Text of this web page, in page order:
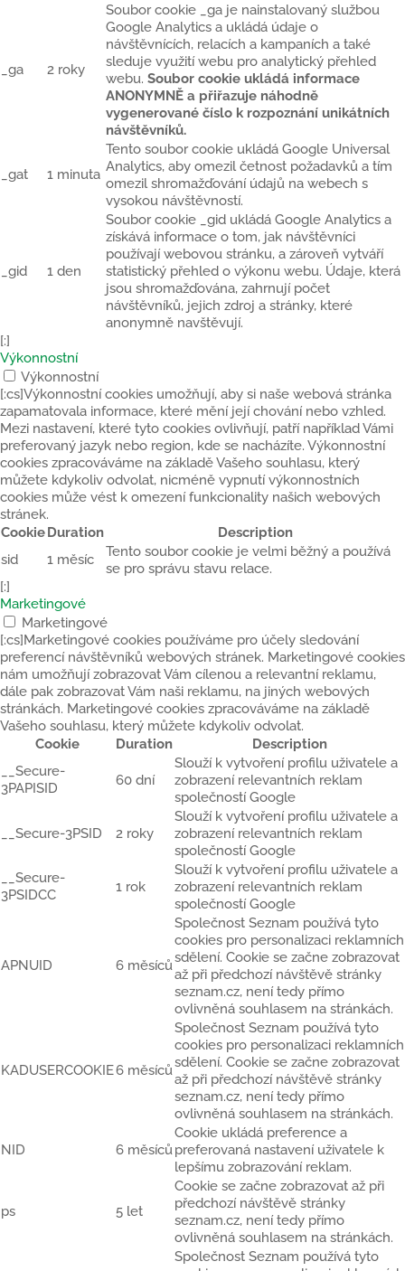
_ga 2 roky
Soubor cookie _ga je nainstalovaný službou
Google Analytics a ukládá údaje o
návštěvnících, relacích a kampaních a také
sleduje využití webu pro analytický přehled
webu. Soubor cookie ukládá informace
ANONYMNĚ a přiřazuje náhodně
vygenerované číslo k rozpoznání unikátních
návštěvníků.
_gat 1 minuta
Tento soubor cookie ukládá Google Universal
Analytics, aby omezil četnost požadavků a tím
omezil shromažďování údajů na webech s
vysokou návštěvností.
_gid 1 den
Soubor cookie _gid ukládá Google Analytics a
získává informace o tom, jak návštěvníci
používají webovou stránku, a zároveň vytváří
statistický přehled o výkonu webu. Údaje, která
jsou shromažďována, zahrnují počet
návštěvníků, jejich zdroj a stránky, které
anonymně navštěvují.
[:]
Výkonnostní
Výkonnostní
[:cs]Výkonnostní cookies umožňují, aby si naše webová stránka
zapamatovala informace, které mění její chování nebo vzhled.
Mezi nastavení, které tyto cookies ovlivňují, patří například Vámi
preferovaný jazyk nebo region, kde se nacházíte. Výkonnostní
cookies zpracováváme na základě Vašeho souhlasu, který
můžete kdykoliv odvolat, nicméně vypnutí výkonnostních
cookies může vést k omezení funkcionality našich webových
stránek.
CookieDuration
Description
sid
1 měsíc
Tento soubor cookie je velmi běžný a používá
se pro správu stavu relace.
[:]
Marketingové
Marketingové
[:cs]Marketingové cookies používáme pro účely sledování
preferencí návštěvníků webových stránek. Marketingové cookies
nám umožňují zobrazovat Vám cílenou a relevantní reklamu,
dále pak zobrazovat Vám naši reklamu, na jiných webových
stránkách. Marketingové cookies zpracováváme na základě
Vašeho souhlasu, který můžete kdykoliv odvolat.
Cookie
Duration
Description
__Secure-
3PAPISID
60 dní
Slouží k vytvoření profilu uživatele a
zobrazení relevantních reklam
společností Google
__Secure-3PSID 2 roky
Slouží k vytvoření profilu uživatele a
zobrazení relevantních reklam
společností Google
__Secure-
3PSIDCC
1 rok
Slouží k vytvoření profilu uživatele a
zobrazení relevantních reklam
společností Google
APNUID 6 měsíců
Společnost Seznam používá tyto
cookies pro personalizaci reklamních
sdělení. Cookie se začne zobrazovat
až při předchozí návštěvě stránky
seznam.cz, není tedy přímo
ovlivněná souhlasem na stránkách.
KADUSERCOOKIE6 měsíců
Společnost Seznam používá tyto
cookies pro personalizaci reklamních
sdělení. Cookie se začne zobrazovat
až při předchozí návštěvě stránky
seznam.cz, není tedy přímo
ovlivněná souhlasem na stránkách.
NID 6 měsíců
Cookie ukládá preference a
preferovaná nastavení uživatele k
lepšímu zobrazování reklam.
ps 5 let
Cookie se začne zobrazovat až při
předchozí návštěvě stránky
seznam.cz, není tedy přímo
ovlivněná souhlasem na stránkách.
Společnost Seznam používá tyto